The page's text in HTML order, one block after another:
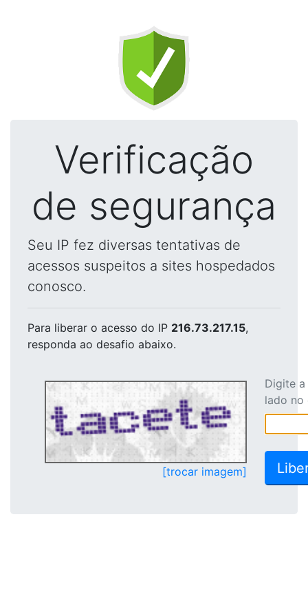
Verificação
de segurança
Seu IP fez diversas tentativas de
acessos suspeitos a sites hospedados
conosco.
Para liberar o acesso do IP 216.73.217.15,
responda ao desafio abaixo.
[trocar imagem]
Digite
lado no